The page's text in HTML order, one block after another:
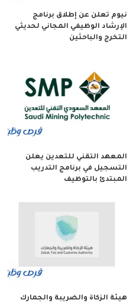
نيوم تعلن عن إطلاق برنامج
الإرشاد الوظيفي المجاني لحديثي
التخرج والباحثين
المعهد التقني للتعدين يعلن
التسجيل في برنامج التدريب
المبتدئ بالتوظيف
هيئة الزكاة والضريبة والجمارك